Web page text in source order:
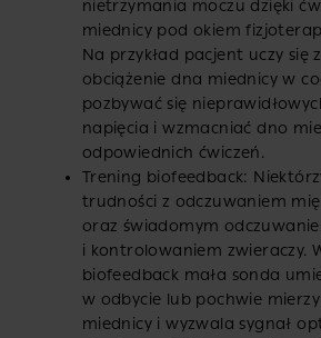
nietrzymania moczu dzięki
miednicy pod okiem
Na przykład pacjent uczy się
obciążenie dna miednicy w
pozbywać się
napięcia i wzmacniać dno
odpowiednich ćwiczeń.
Trening biofeedback:
trudności z odczuwaniem
oraz świadomym
i kontrolowaniem zwieraczy.
biofeedback mała sonda
w odbycie lub pochwie
miednicy i wyzwala sygnał